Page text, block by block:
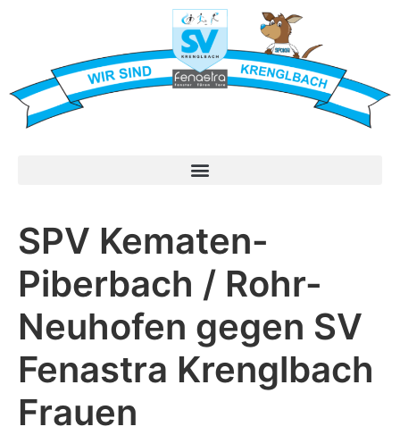
SPV Kematen-
Piberbach / Rohr-
Neuhofen gegen SV
Fenastra Krenglbach
Frauen